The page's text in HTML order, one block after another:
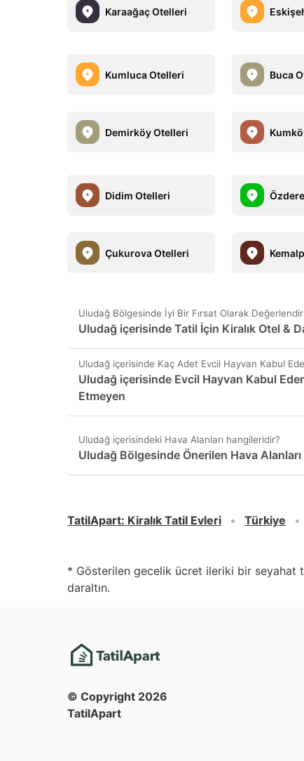
Karaağaç Otelleri
Kumluca Otelleri Buca
Demirköy Otelleri
Didim Otelleri
Çukurova Otelleri
Uludağ Bölgesinde İyi Bir Fırsat Olarak
Uludağ içerisinde Tatil İçin Kiralık Otel &
Uludağ içerisinde Kaç Adet Evcil Hayvan Kabul
Uludağ içerisinde Evcil Hayvan Kabul
Etmeyen
Uludağ içerisindeki Hava Alanları hangileridir?
Uludağ Bölgesinde Önerilen Hava Alanları
TatilApart: Kiralık Tatil Evleri Türkiye
* Gösterilen gecelik ücret ileriki bir seyahat
daraltın.
© Copyright 2026
TatilApart